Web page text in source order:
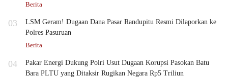
Berita
03
LSM Geram! Dugaan Dana Pasar Randupitu Resmi Dilaporkan ke
Polres Pasuruan
Berita
04
Pakar Energi Dukung Polri Usut Dugaan Korupsi Pasokan Batu
Bara PLTU yang Ditaksir Rugikan Negara Rp5 Triliun